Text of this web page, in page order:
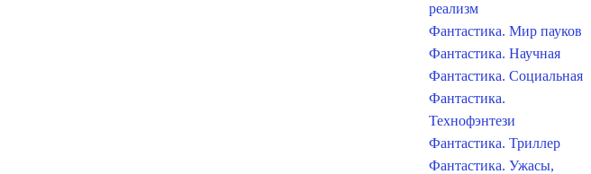
реализм
Фантастика. Мир пауков
Фантастика. Научная
Фантастика. Социальная
Фантастика.
Технофэнтези
Фантастика. Триллер
Фантастика. Ужасы,